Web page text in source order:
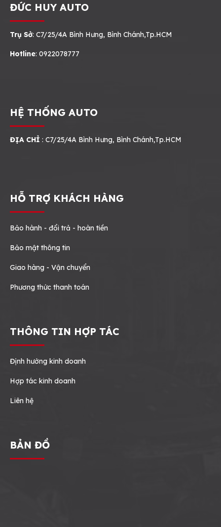
ĐỨC HUY AUTO
Trụ Sở: C7/25/4A Bình Hưng, Bình Chánh,Tp.HCM
Hotline: 0922078777
HỆ THỐNG AUTO
ĐỊA CHỈ : C7/25/4A Bình Hưng, Bình Chánh,Tp.HCM
HỖ TRỢ KHÁCH HÀNG
Bảo hành - đổi trả - hoàn tiền
Bảo mật thông tin
Giao hàng - Vận chuyển
Phương thức thanh toán
THÔNG TIN HỢP TÁC
Định hướng kinh doanh
Hợp tác kinh doanh
Liên hệ
BẢN ĐỒ